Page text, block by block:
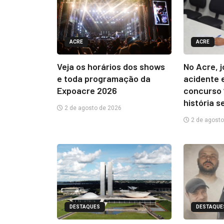
ACRE
Veja os horários dos shows
e toda programação da
Expoacre 2026
2 de agosto de 2026
ACRE
No Acre,
acidente
concurso
história
2 de
DESTAQUES